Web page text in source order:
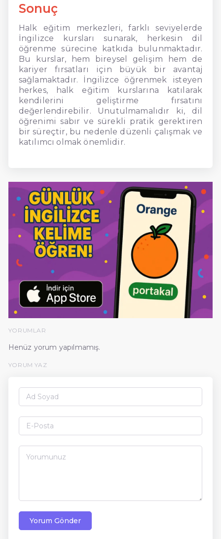
Sonuç
Halk eğitim merkezleri, farklı seviyelerde
İngilizce kursları sunarak, herkesin dil
öğrenme sürecine katkıda bulunmaktadır.
Bu kurslar, hem bireysel gelişim hem de
kariyer fırsatları için büyük bir avantaj
sağlamaktadır. İngilizce öğrenmek isteyen
herkes, halk eğitim kurslarına katılarak
kendilerini geliştirme fırsatını
değerlendirebilir. Unutulmamalıdır ki, dil
öğrenimi sabır ve sürekli pratik gerektiren
bir süreçtir, bu nedenle düzenli çalışmak ve
katılımcı olmak önemlidir.
YORUMLAR
Henüz yorum yapılmamış.
YORUM YAZ
Yorum Gönder